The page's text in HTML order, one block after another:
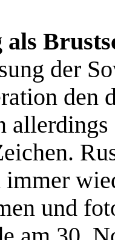
der
den
und